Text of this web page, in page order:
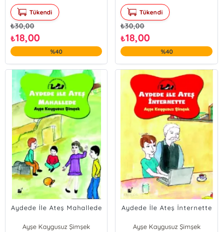
Tükendi
₺30,00
₺18,00
%40
Tükendi
₺30,00
₺18,00
%40
Aydede İle Ateş Mahallede
Ayşe Kaygusuz Şimşek
Aydede İle Ateş İnternette
Ayşe Kaygusuz Şimşek